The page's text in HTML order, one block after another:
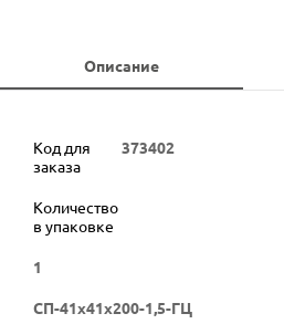
Описание
Код для
заказа
373402
Количество
в упаковке
1
СП-41х41х200-1,5-ГЦ